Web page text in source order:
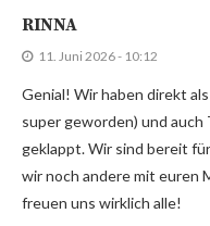
RINNA
11. Juni 2026 - 10:12
Genial! Wir haben direkt
super geworden) und
geklappt. Wir sind bereit
wir noch andere mit euren
freuen uns wirklich alle!